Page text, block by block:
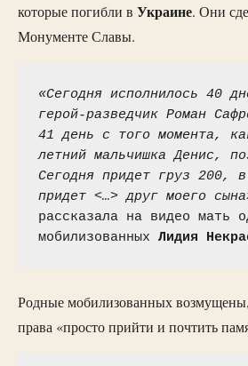
которые погибли в Украине. Они
Монументе Славы.
«Сегодня исполнилось 40
герой-разведчик Роман
41 день с того момента,
летний мальчишка Денис,
Сегодня придет груз 200,
придет <…> друг моего
рассказала на видео мать
мобилизованных Лидия
Родные мобилизованных
права «просто прийти и почтить